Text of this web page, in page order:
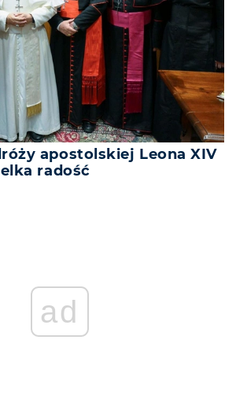
apostolskiej Leona XIV
radość
ad